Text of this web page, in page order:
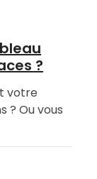
?
votre
? Ou vous